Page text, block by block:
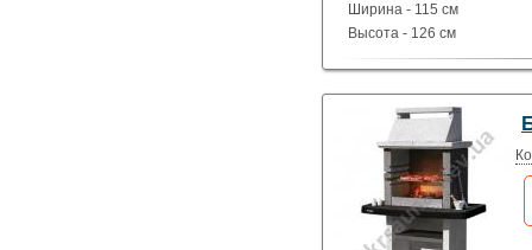
Ширина - 115 см
Высота - 126 см
Глубина - 69 см